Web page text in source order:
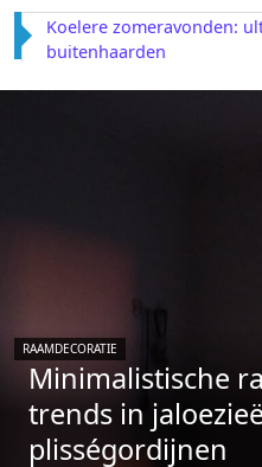
De terugkeer van terrazzo
RAAMDECORATIE
Minimalistische
trends in
plisségordijnen